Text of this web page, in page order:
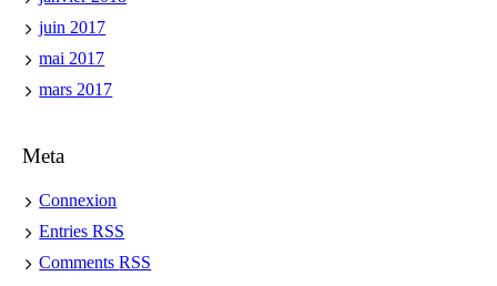
juin 2017
mai 2017
mars 2017
Meta
Connexion
EntriesRSS
CommentsRSS